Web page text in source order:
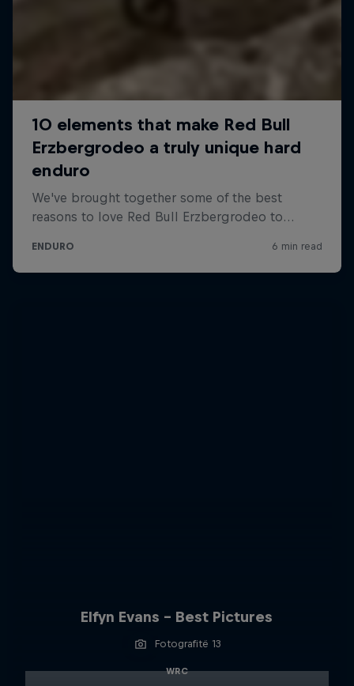
Elfyn Evans - Best Pictures
Fotografitë 13
WRC